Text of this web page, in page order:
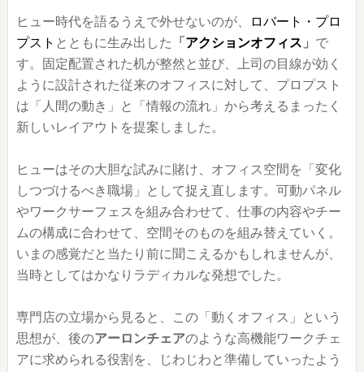
ヒュー時代を語るうえで外せないのが、
ロバート・プロ
プスト とともに生み出した 「アクションオフィス 」 で
す。固定配置された机が整然と並び、上司の目線が効く
ように設計された従来のオフィスに対して、プロプスト
は「人間の動き」と「情報の流れ」から考えるまったく
新しいレイアウトを提案しました。
ヒューはその大胆な試みに賭け、オフィス空間を「変化
しつづけるべき職場」として捉え直します。可動パネル
やワークサーフェスを組み合わせて、仕事の内容やチー
ムの構成に合わせて、空間そのものを組み替えていく。
いまの感覚だと当たり前に聞こえるかもしれませんが、
当時としてはかなりラディカルな発想でした。
専門店の立場から見ると、この「動くオフィス」という
思想が、後のアーロンチェアのような高機能ワークチェ
アに求められる役割を、じわじわと準備していったよう